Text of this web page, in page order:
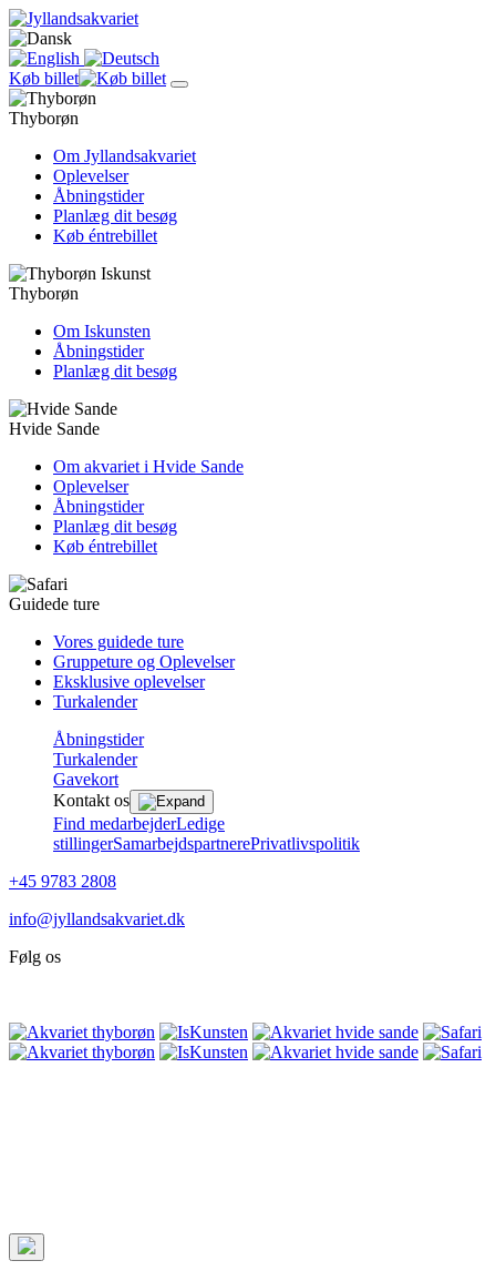
Køb billet
Thyborøn
Om Jyllandsakvariet
Oplevelser
Åbningstider
Planlæg dit besøg
Køb éntrebillet
Thyborøn
Om Iskunsten
Åbningstider
Planlæg dit besøg
Hvide Sande
Om akvariet i Hvide Sande
Oplevelser
Åbningstider
Planlæg dit besøg
Køb éntrebillet
Guidede ture
Vores guidede ture
Gruppeture og Oplevelser
Eksklusive oplevelser
Turkalender
Åbningstider
Turkalender
Gavekort
Kontakt os
Find medarbejderLedige
stillingerSamarbejdspartnerePrivatlivspolitik
+45 9783 2808
info@jyllandsakvariet.dk
Følg os